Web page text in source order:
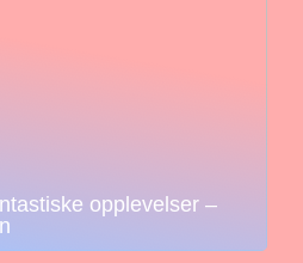
opplevelser –